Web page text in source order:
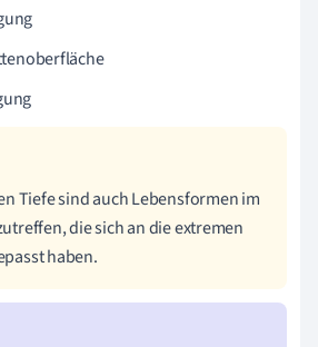
Tiefe sind auch Lebensformen im
die sich an die extremen
haben.